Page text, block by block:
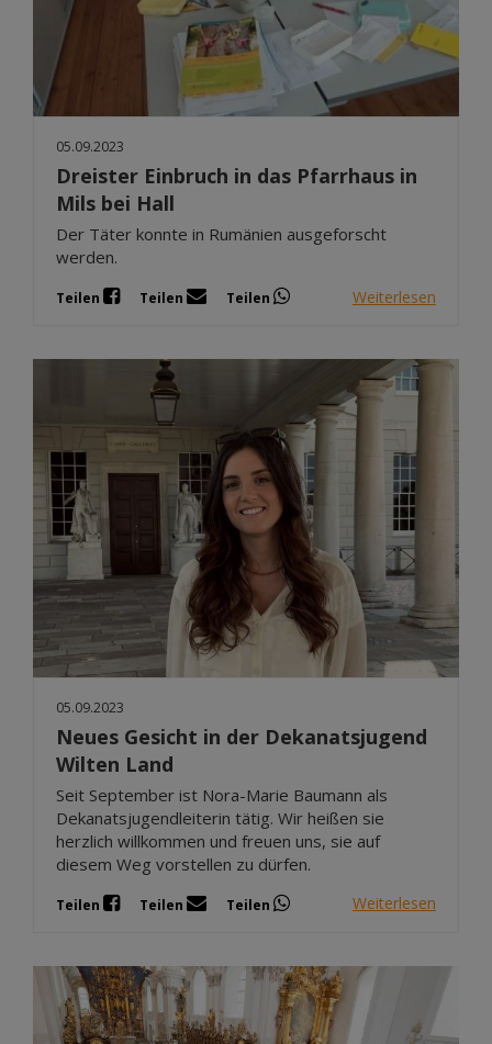
05.09.2023
Dreister Einbruch in das Pfarrhaus in
Mils bei Hall
Der Täter konnte in Rumänien ausgeforscht
werden.
Teilen Teilen Teilen Weiterlesen
05.09.2023
Neues Gesicht in der Dekanatsjugend
Wilten Land
Seit September ist Nora-Marie Baumann als
Dekanatsjugendleiterin tätig. Wir heißen sie
herzlich willkommen und freuen uns, sie auf
diesem Weg vorstellen zu dürfen.
Teilen Teilen Teilen Weiterlesen